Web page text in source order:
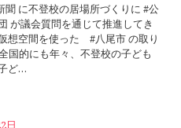
聞 に不登校の居場所づくりに #公
が議会質問を通じて推進してき
想空間を使った #八尾市 の取り
国的にも年々、不登校の子ども
ど…
日